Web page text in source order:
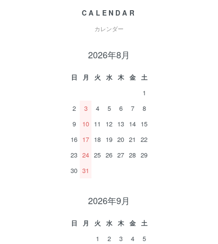
CALENDAR
カレンダー
2026年8月
日 月 火 水 木 金
土
1
2
3 4 5 6 7
8
9
10 11 12 13 14 15
16 17 18 19 20 21
22
23 24 25 26 27 28 29
30 31
2026年9月
日 月 火 水 木 金
土
1
2 3 4
5